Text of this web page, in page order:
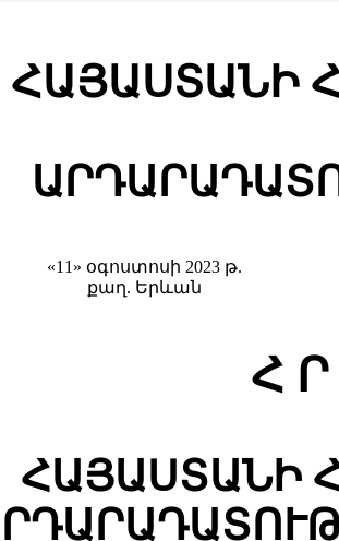
ՀԱՅԱՍՏԱՆԻ
«11» օգոստոսի 2023 թ.
քաղ. Երևան
Հ
ՀԱՅԱՍՏԱՆԻ